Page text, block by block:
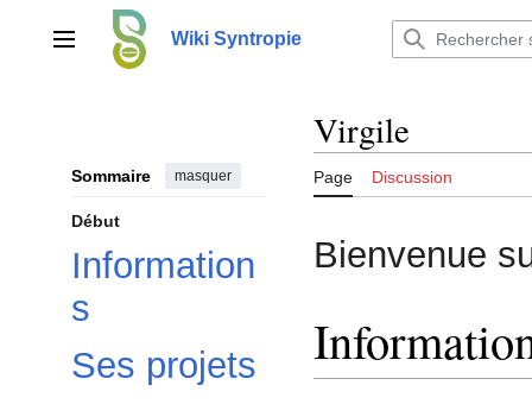
contenuMenu principalWiki Syntropie
Sommaire masquer
Début
Information
s
Ses projets
Virgile
Page Discussion
Bienvenue